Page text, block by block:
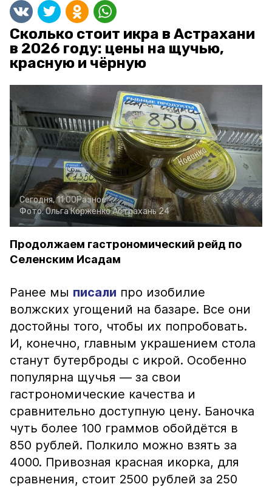
Сколько стоит икра в Астрахани
в 2026 году: цены на щучью,
красную и чёрную
Сегодня, 11:00Разное
Фото:Ольга КорженкоАстрахань 24
Продолжаем гастрономический рейд по
Селенским Исадам
Ранее мы писали про изобилие
волжских угощений на базаре. Все они
достойны того, чтобы их попробовать.
И, конечно, главным украшением стола
станут бутерброды с икрой. Особенно
популярна щучья — за свои
гастрономические качества и
сравнительно доступную цену. Баночка
чуть более 100 граммов обойдётся в
850 рублей. Полкило можно взять за
4000. Привозная красная икорка, для
сравнения, стоит 2500 рублей за 250